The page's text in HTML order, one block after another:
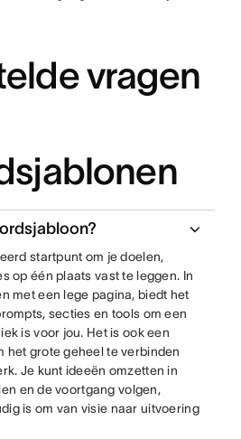
vragen
startpunt om je doelen,
op één plaats vast te leggen. In
met een lege pagina, biedt het
secties en tools om een
is voor jou. Het is ook een
het grote geheel te verbinden
Je kunt ideeën omzetten in
en de voortgang volgen,
is om van visie naar uitvoering